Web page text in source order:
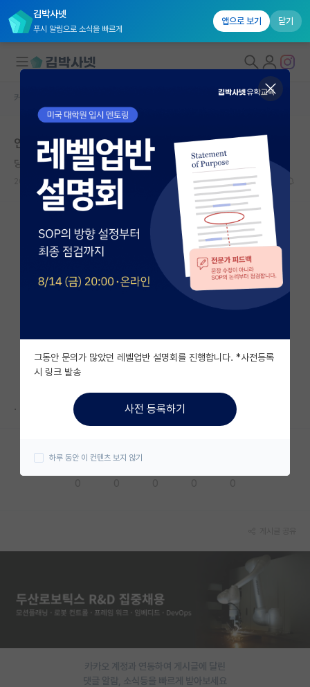
김박사넷
푸시 알림으로 소식을 빠르게
앱으로 보기 닫기
대학원생 모집
국내대학원 정보
연구실&오픈랩
커뮤니티
커뮤니티 홈
전체글보기
베스트 게시판
자유 게시판(아무개랩)
미국 유학 게시판
미국 대학원 합격 후기 게시판
대학원생 모집 게시판
연구실(PI) 홍보 게시판
임용 후기 게시판
인문사회 계열 게시판
커뮤니티 홈
연구과제 관련 문의
당당한 장자크 루소
2023.12.23 8 1755
.
카카오 계정과 연동하여 게시글에 달린
댓글 알람, 소식등을 빠르게 받아보세요
그동안 문의가 많았던 레벨업반 설명회를 진행합니다. *사전등록
시 링크 발송
사전 등록하기
하루 동안 이 컨텐츠 보지 않기